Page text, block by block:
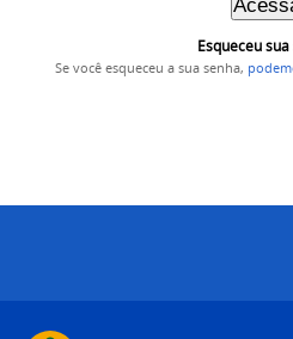
Esqueceu sua
Se você esqueceu a sua senha,